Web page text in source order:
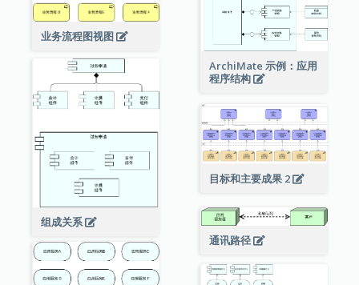
ArchiMate 示例：应用
程序结构
业务流程图视图
组成关系
目标和主要成果 2
通讯路径